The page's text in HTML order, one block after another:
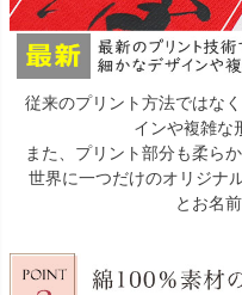
従来のプリント方法ではな
インや複雑な
また、プリント部分も柔ら
世界に一つだけのオリジナ
とお名